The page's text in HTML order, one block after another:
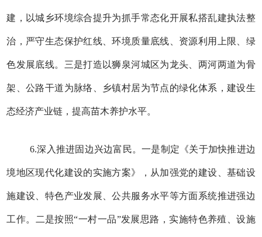
建，以城乡环境综合提升为抓手常态化开展私搭乱建执法整
治，严守生态保护红线、环境质量底线、资源利用上限、绿
色发展底线。三是打造以狮泉河城区为龙头、两河两道为骨
架、公路干道为脉络、乡镇村居为节点的绿化体系，建设生
态经济产业链，提高苗木养护水平。
6.深入推进固边兴边富民。一是制定《关于加快推进边
境地区现代化建设的实施方案》，从加强党的建设、基础设
施建设、特色产业发展、公共服务水平等方面系统推进强边
工作。二是按照“一村一品”发展思路，实施特色养殖、设施